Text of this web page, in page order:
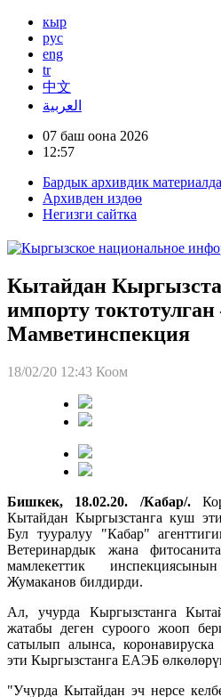
кыр
рус
eng
tr
中文
العربية
07 баш оона 2026
12:57
Бардык архивдик
Архивден издөө
Негизги сайтка
Кытайдан
импорту токтотулган
Мамветинспекция
18/02/20 12:43 Коом
Бишкек, 18.02.20. /Кабар/.
Кытайдан Кыргызстанга куш
Бул тууралуу "Кабар"
Ветеринардык жана
мамлекеттик
Жумаканов билдирди.
Ал, учурда Кыргызстанга
жатабы деген суроого жооп
сатылып алынса,
эти Кыргызстанга ЕАЭБ
"Учурда Кытайдан эч нерсе